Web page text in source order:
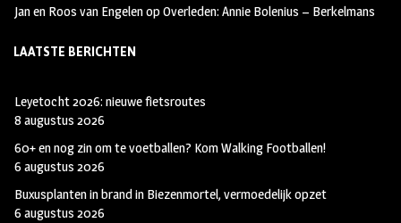
Jan en Roos van EngelenopOverleden: Annie Bolenius – Berkelmans
LAATSTE BERICHTEN
Leyetocht 2026: nieuwe fietsroutes
8 augustus 2026
60+ en nog zin om te voetballen? Kom Walking Footballen!
6 augustus 2026
Buxusplanten in brand in Biezenmortel, vermoedelijk opzet
6 augustus 2026